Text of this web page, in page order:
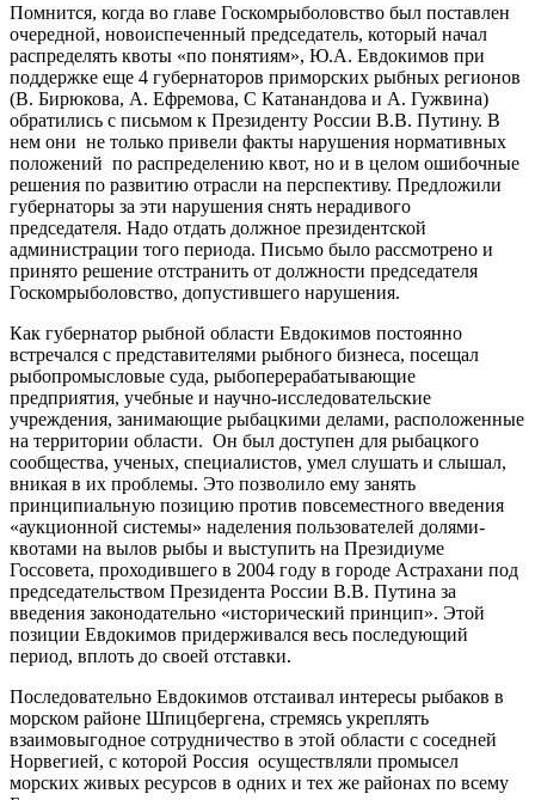
Помнится, когда во главе Госкомрыболовство был поставлен
очередной, новоиспеченный председатель, который начал
распределять квоты «по понятиям», Ю.А. Евдокимов при
поддержке еще 4 губернаторов приморских рыбных регионов
(В. Бирюкова, А. Ефремова, С Катанандова и А. Гужвина)
обратились с письмом к Президенту России В.В. Путину. В
нем они не только привели факты нарушения нормативных
положений по распределению квот, но и в целом ошибочные
решения по развитию отрасли на перспективу. Предложили
губернаторы за эти нарушения снять нерадивого
председателя. Надо отдать должное президентской
администрации того периода. Письмо было рассмотрено и
принято решение отстранить от должности председателя
Госкомрыболовство, допустившего нарушения.
Как губернатор рыбной области Евдокимов постоянно
встречался с представителями рыбного бизнеса, посещал
рыбопромысловые суда, рыбоперерабатывающие
предприятия, учебные и научно-исследовательские
учреждения, занимающие рыбацкими делами, расположенные
на территории области. Он был доступен для рыбацкого
сообщества, ученых, специалистов, умел слушать и слышал,
вникая в их проблемы. Это позволило ему занять
принципиальную позицию против повсеместного введения
«аукционной системы» наделения пользователей долями-
квотами на вылов рыбы и выступить на Президиуме
Госсовета, проходившего в 2004 году в городе Астрахани под
председательством Президента России В.В. Путина за
введения законодательно «исторический принцип». Этой
позиции Евдокимов придерживался весь последующий
период, вплоть до своей отставки.
Последовательно Евдокимов отстаивал интересы рыбаков в
морском районе Шпицбергена, стремясь укреплять
взаимовыгодное сотрудничество в этой области с соседней
Норвегией, с которой Россия осуществляли промысел
морских живых ресурсов в одних и тех же районах по всему